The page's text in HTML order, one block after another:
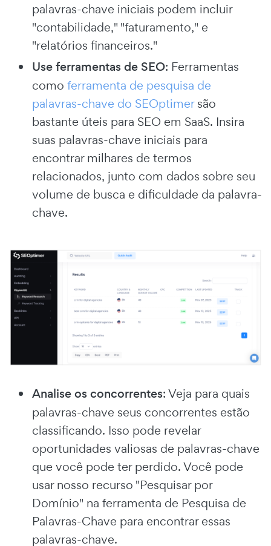
palavras-chave iniciais podem incluir
"contabilidade," "faturamento," e
"relatórios financeiros."
Use ferramentas de SEO: Ferramentas
como ferramenta de pesquisa de
palavras-chave do SEOptimersão
bastante úteis para SEO em SaaS. Insira
suas palavras-chave iniciais para
encontrar milhares de termos
relacionados, junto com dados sobre seu
volume de busca e dificuldade da palavra-
chave.
Analise os concorrentes: Veja para quais
palavras-chave seus concorrentes estão
classificando. Isso pode revelar
oportunidades valiosas de palavras-chave
que você pode ter perdido. Você pode
usar nosso recurso "Pesquisar por
Domínio" na ferramenta de Pesquisa de
Palavras-Chave para encontrar essas
palavras-chave.